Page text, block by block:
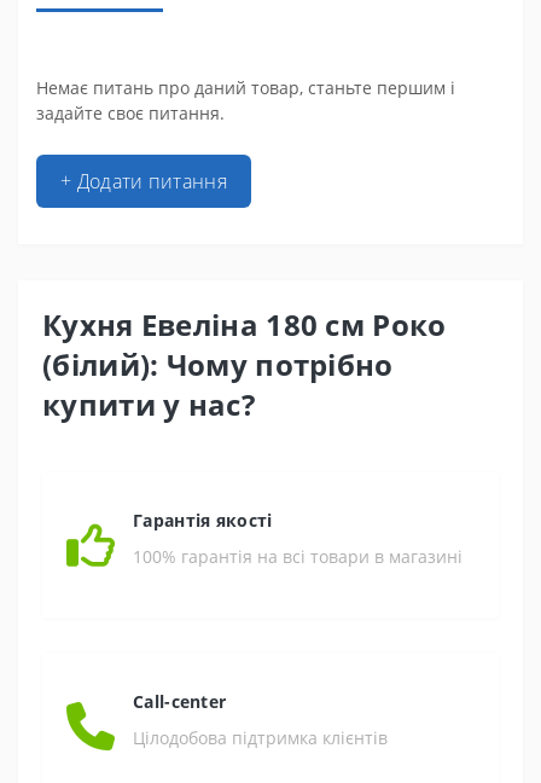
Немає питань про даний товар, станьте першим і
задайте своє питання.
+ Додати питання
Кухня Евеліна 180 см Роко
(білий): Чому потрібно
купити у нас?
Гарантія якості
100% гарантія на всі товари в магазині
Call-center
Цілодобова підтримка клієнтів